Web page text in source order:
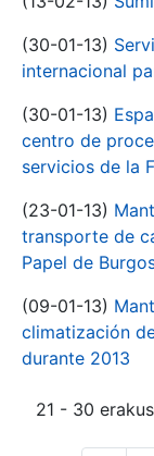
(30-01-13)
internacional
(30-01-13)
centro de
servicios de la
(23-01-13)
transporte de
Papel de
(09-01-13)
climatización
durante 2013
21 - 30